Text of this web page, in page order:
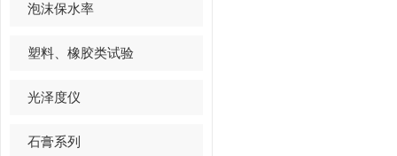
泡沫保水率
塑料、橡胶类试验
光泽度仪
石膏系列